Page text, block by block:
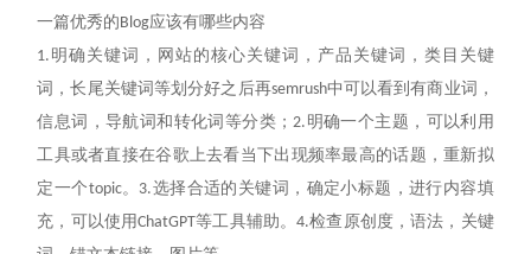
一篇优秀的Blog应该有哪些内容
1. 明确关键词，网站的核心关键词，产品关键词，类目关键
词，长尾关键词等划分好之后再semrush中可以看到有商业词，
信息词，导航词和转化词等分类； 2. 明确一个主题，可以利用
工具或者直接在谷歌上去看当下出现频率最高的话题，重新拟
定一个topic。 3.选择合适的关键词，确定小标题，进行内容填
充，可以使用ChatGPT等工具辅助。4.检查原创度，语法，关键